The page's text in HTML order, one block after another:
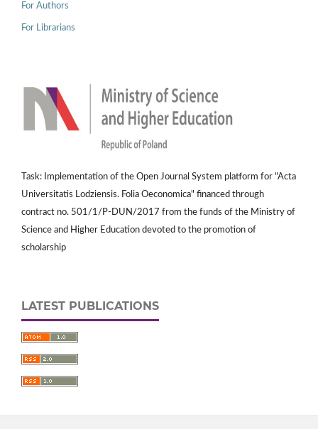
For Authors
For Librarians
Task: Implementation of the Open Journal System platform for "Acta
Universitatis Lodziensis. Folia Oeconomica" financed through
contract no. 501/1/P-DUN/2017 from the funds of the Ministry of
Science and Higher Education devoted to the promotion of
scholarship
LATEST PUBLICATIONS